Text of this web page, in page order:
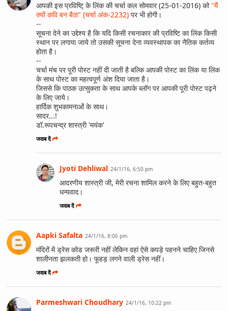
आपकी इस प्रविष्टि् के लिंक की चर्चा कल सोमवार (25-01-2016) को "मैं
क्यों कवि बन बैठा" (चर्चा अंक-2232)पर भी होगी।
--
सूचना देने का उद्देश्य है कि यदि किसी रचनाकार की प्रविष्टि का लिंक किसी
स्थान पर लगाया जाये तो उसकी सूचना देना व्यवस्थापक का नैतिक कर्तव्य
होता है।
--
चर्चा मंच पर पूरी पोस्ट नहीं दी जाती है बल्कि आपकी पोस्ट का लिंक या लिंक
के साथ पोस्ट का महत्वपूर्ण अंश दिया जाता है।
जिससे कि पाठक उत्सुकता के साथ आपके ब्लॉग पर आपकी पूरी पोस्ट पढ़ने
के लिए जाये।
हार्दिक शुभकामनाओं के साथ।
सादर...!
डॉ.रूपचन्द्र शास्त्री 'मयंक'
जवाब दें
Jyoti Dehliwal 24/1/16, 6:50 pm
आदरणीय शास्त्री जी, मेरी रचना शामिल करने के लिए बहुत-बहुत
धन्यवाद।
जवाब दें
Aapki Safalta 24/1/16, 8:06 pm
मंदिरों में ड्रेस कोड जरूरी नहीं लेकिन वहां ऐसे कपड़े पहनने चाहिए जिनसे
शालीनता झलकती हो। फूहड़ लगने वाली ड्रेस नहीं।
जवाब दें
Parmeshwari Choudhary 24/1/16, 10:22 pm